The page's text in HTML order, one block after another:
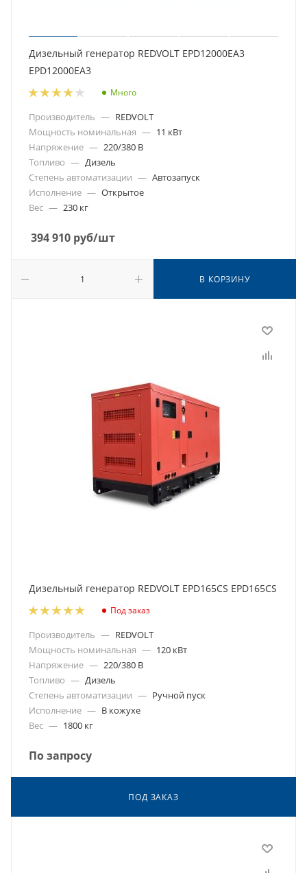
Дизельный генератор REDVOLT EPD12000EA3
EPD12000EA3
Много
Производитель — REDVOLT
Мощность номинальная — 11 кВт
Напряжение — 220/380 В
Топливо — Дизель
Степень автоматизации — Автозапуск
Исполнение — Открытое
Вес — 230 кг
394 910 руб/шт
В КОРЗИНУ
Дизельный генератор REDVOLT EPD165CS EPD165CS
Под заказ
Производитель — REDVOLT
Мощность номинальная — 120 кВт
Напряжение — 220/380 В
Топливо — Дизель
Степень автоматизации — Ручной пуск
Исполнение — В кожухе
Вес — 1800 кг
По запросу
ПОД ЗАКАЗ